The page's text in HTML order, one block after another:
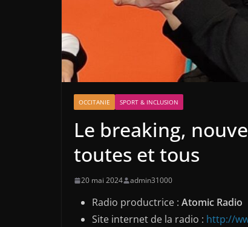
OCCITANIE SPORT & INCLUSION
Le breaking,
toutes et tous
20 mai 2024 admin31000
Radio productrice : Atomic Radio
Site internet de la radio : http://